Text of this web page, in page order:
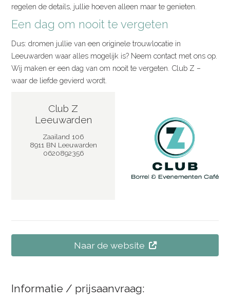
regelen de details, jullie hoeven alleen maar te genieten.
Een dag om nooit te vergeten
Dus: dromen jullie van een originele trouwlocatie in
Leeuwarden waar alles mogelijk is? Neem contact met ons op.
Wij maken er een dag van om nooit te vergeten. Club Z –
waar de liefde gevierd wordt.
Club Z
Leeuwarden
Zaailand 106
8911 BN Leeuwarden
0620892356
Naar de website
Informatie / prijsaanvraag: